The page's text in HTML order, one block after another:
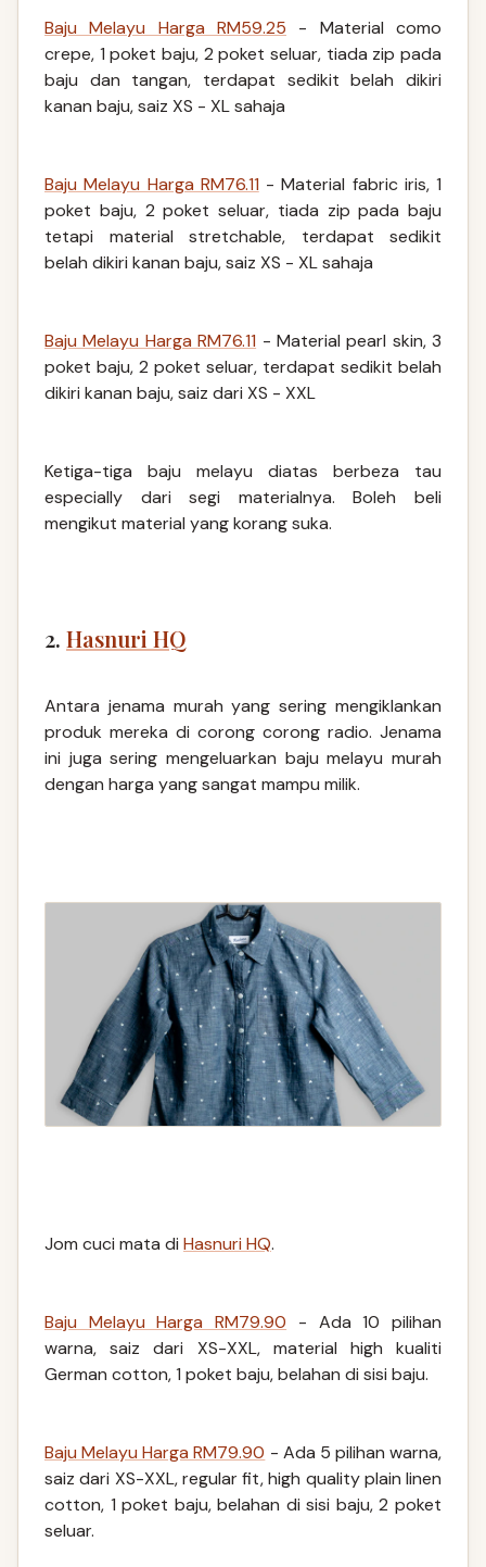
Baju Melayu Harga RM59.25 - Material como
crepe, 1 poket baju, 2 poket seluar, tiada zip pada
baju dan tangan, terdapat sedikit belah dikiri
kanan baju, saiz XS - XL sahaja
Baju Melayu Harga RM76.11 - Material fabric iris, 1
poket baju, 2 poket seluar, tiada zip pada baju
tetapi material stretchable, terdapat sedikit
belah dikiri kanan baju, saiz XS - XL sahaja
Baju Melayu Harga RM76.11 - Material pearl skin, 3
poket baju, 2 poket seluar, terdapat sedikit belah
dikiri kanan baju, saiz dari XS - XXL
Ketiga-tiga baju melayu diatas berbeza tau
especially dari segi materialnya. Boleh beli
mengikut material yang korang suka.
2. Hasnuri HQ
Antara jenama murah yang sering mengiklankan
produk mereka di corong corong radio. Jenama
ini juga sering mengeluarkan baju melayu murah
dengan harga yang sangat mampu milik.
Jom cuci mata di Hasnuri HQ.
Baju Melayu Harga RM79.90 - Ada 10 pilihan
warna, saiz dari XS-XXL, material high kualiti
German cotton, 1 poket baju, belahan di sisi baju.
Baju Melayu Harga RM79.90 - Ada 5 pilihan warna,
saiz dari XS-XXL, regular fit, high quality plain linen
cotton, 1 poket baju, belahan di sisi baju, 2 poket
seluar.